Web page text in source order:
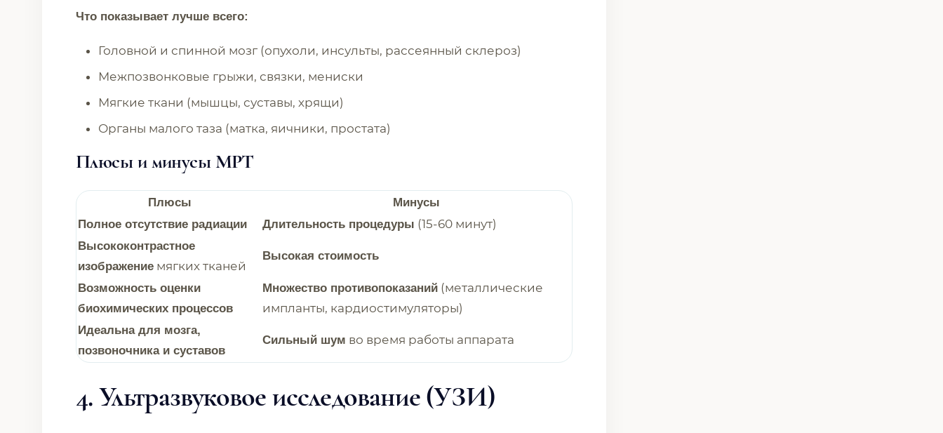
Что показывает лучше всего:
Головной и спинной мозг (опухоли, инсульты, рассеянный склероз)
Межпозвонковые грыжи, связки, мениски
Мягкие ткани (мышцы, суставы, хрящи)
Органы малого таза (матка, яичники, простата)
Плюсы и минусы МРТ
Плюсы
Минусы
Полное отсутствие радиации
Длительность процедуры (15-60 минут)
Высококонтрастное
изображение мягких тканей
Высокая стоимость
Возможность оценки
биохимических процессов
Множество противопоказаний (металлические
импланты, кардиостимуляторы)
Идеальна для мозга,
позвоночника и суставов
Сильный шум во время работы аппарата
4. Ультразвуковое исследование (УЗИ)